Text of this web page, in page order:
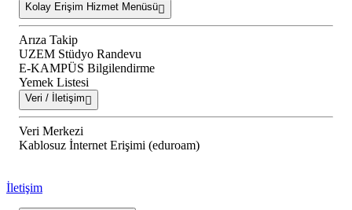
Kolay Erişim Hizmet Menüsü
Arıza Takip
UZEM Stüdyo Randevu
E-KAMPÜS Bilgilendirme
Yemek Listesi
Veri / İletişim
Veri Merkezi
Kablosuz İnternet Erişimi (eduroam)
İletişim